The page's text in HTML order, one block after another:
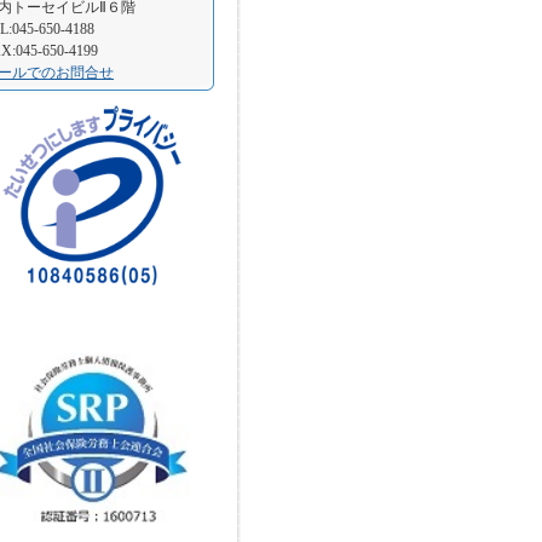
トーセイビルⅡ６階
650-4188
650-4199
ルでのお問合せ